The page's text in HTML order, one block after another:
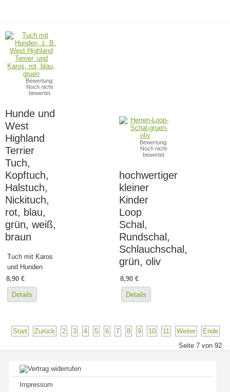
Bewertung:
Noch nicht
bewertet
Hunde und
West
Highland
Terrier
Tuch,
Kopftuch,
Halstuch,
Nickituch,
rot, blau,
grün, weiß,
braun
Tuch mit Karos
und Hunden
8,90 €
Details
Bewertung:
Noch nicht
bewertet
hochwertiger
kleiner
Kinder
Loop
Schal,
Rundschal,
Schlauchschal,
grün, oliv
8,90 €
Details
Start Zurück 2 3 4 5 6 7 8 9 10 11 Weiter
Ende
Seite 7 von 92
Impressum